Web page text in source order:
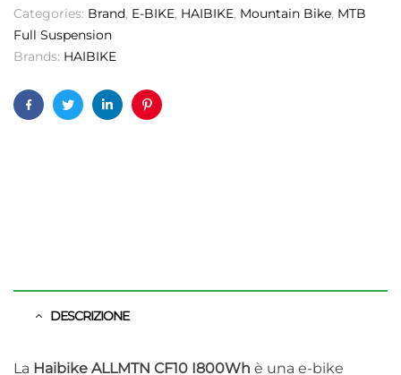
Categories: Brand, E-BIKE, HAIBIKE, Mountain Bike, MTB
Full Suspension
Brands: HAIBIKE
FacebookTwitterLinkedinPinterest
DESCRIZIONE
La Haibike ALLMTN CF10 I800Wh è una e-bike